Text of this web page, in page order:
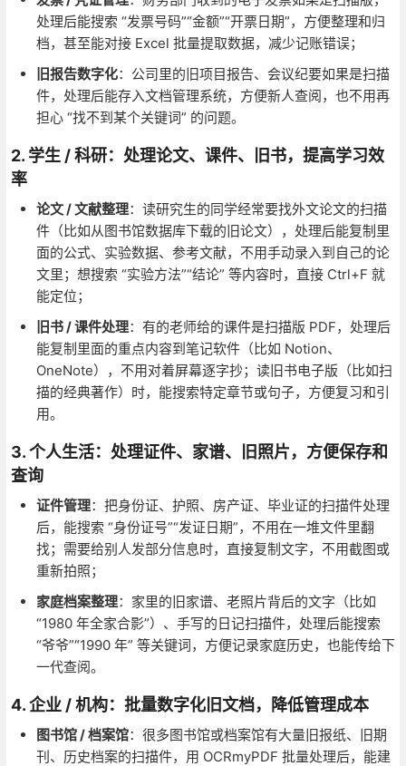
处理后能搜索 “发票号码”“金额”“开票日期”，方便整理和归
档，甚至能对接 Excel 批量提取数据，减少记账错误；
旧报告数字化：公司里的旧项目报告、会议纪要如果是扫描
件，处理后能存入文档管理系统，方便新人查阅，也不用再
担心 “找不到某个关键词” 的问题。
2. 学生 / 科研：处理论文、课件、旧书，提高学习效
率
论文 / 文献整理：读研究生的同学经常要找外文论文的扫描
件（比如从图书馆数据库下载的旧论文），处理后能复制里
面的公式、实验数据、参考文献，不用手动录入到自己的论
文里；想搜索 “实验方法”“结论” 等内容时，直接 Ctrl+F 就
能定位；
旧书 / 课件处理：有的老师给的课件是扫描版 PDF，处理后
能复制里面的重点内容到笔记软件（比如 Notion、
OneNote），不用对着屏幕逐字抄；读旧书电子版（比如扫
描的经典著作）时，能搜索特定章节或句子，方便复习和引
用。
3. 个人生活：处理证件、家谱、旧照片，方便保存和
查询
证件管理：把身份证、护照、房产证、毕业证的扫描件处理
后，能搜索 “身份证号”“发证日期”，不用在一堆文件里翻
找；需要给别人发部分信息时，直接复制文字，不用截图或
重新拍照；
家庭档案整理：家里的旧家谱、老照片背后的文字（比如
“1980 年全家合影”）、手写的日记扫描件，处理后能搜索
“爷爷”“1990 年” 等关键词，方便记录家庭历史，也能传给下
一代查阅。
4. 企业 / 机构：批量数字化旧文档，降低管理成本
图书馆 / 档案馆：很多图书馆或档案馆有大量旧报纸、旧期
刊、历史档案的扫描件，用 OCRmyPDF 批量处理后，能建